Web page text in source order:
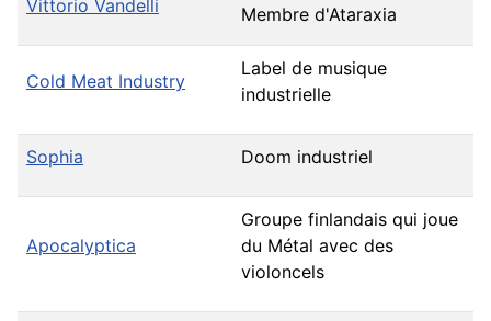
Vittorio Vandelli Membre d'Ataraxia
Cold Meat Industry
Label de musique
industrielle
Sophia Doom industriel
Apocalyptica
Groupe finlandais qui joue
du Métal avec des
violoncels